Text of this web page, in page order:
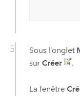
Sous l’onglet
sur Créer .
La fenêtre